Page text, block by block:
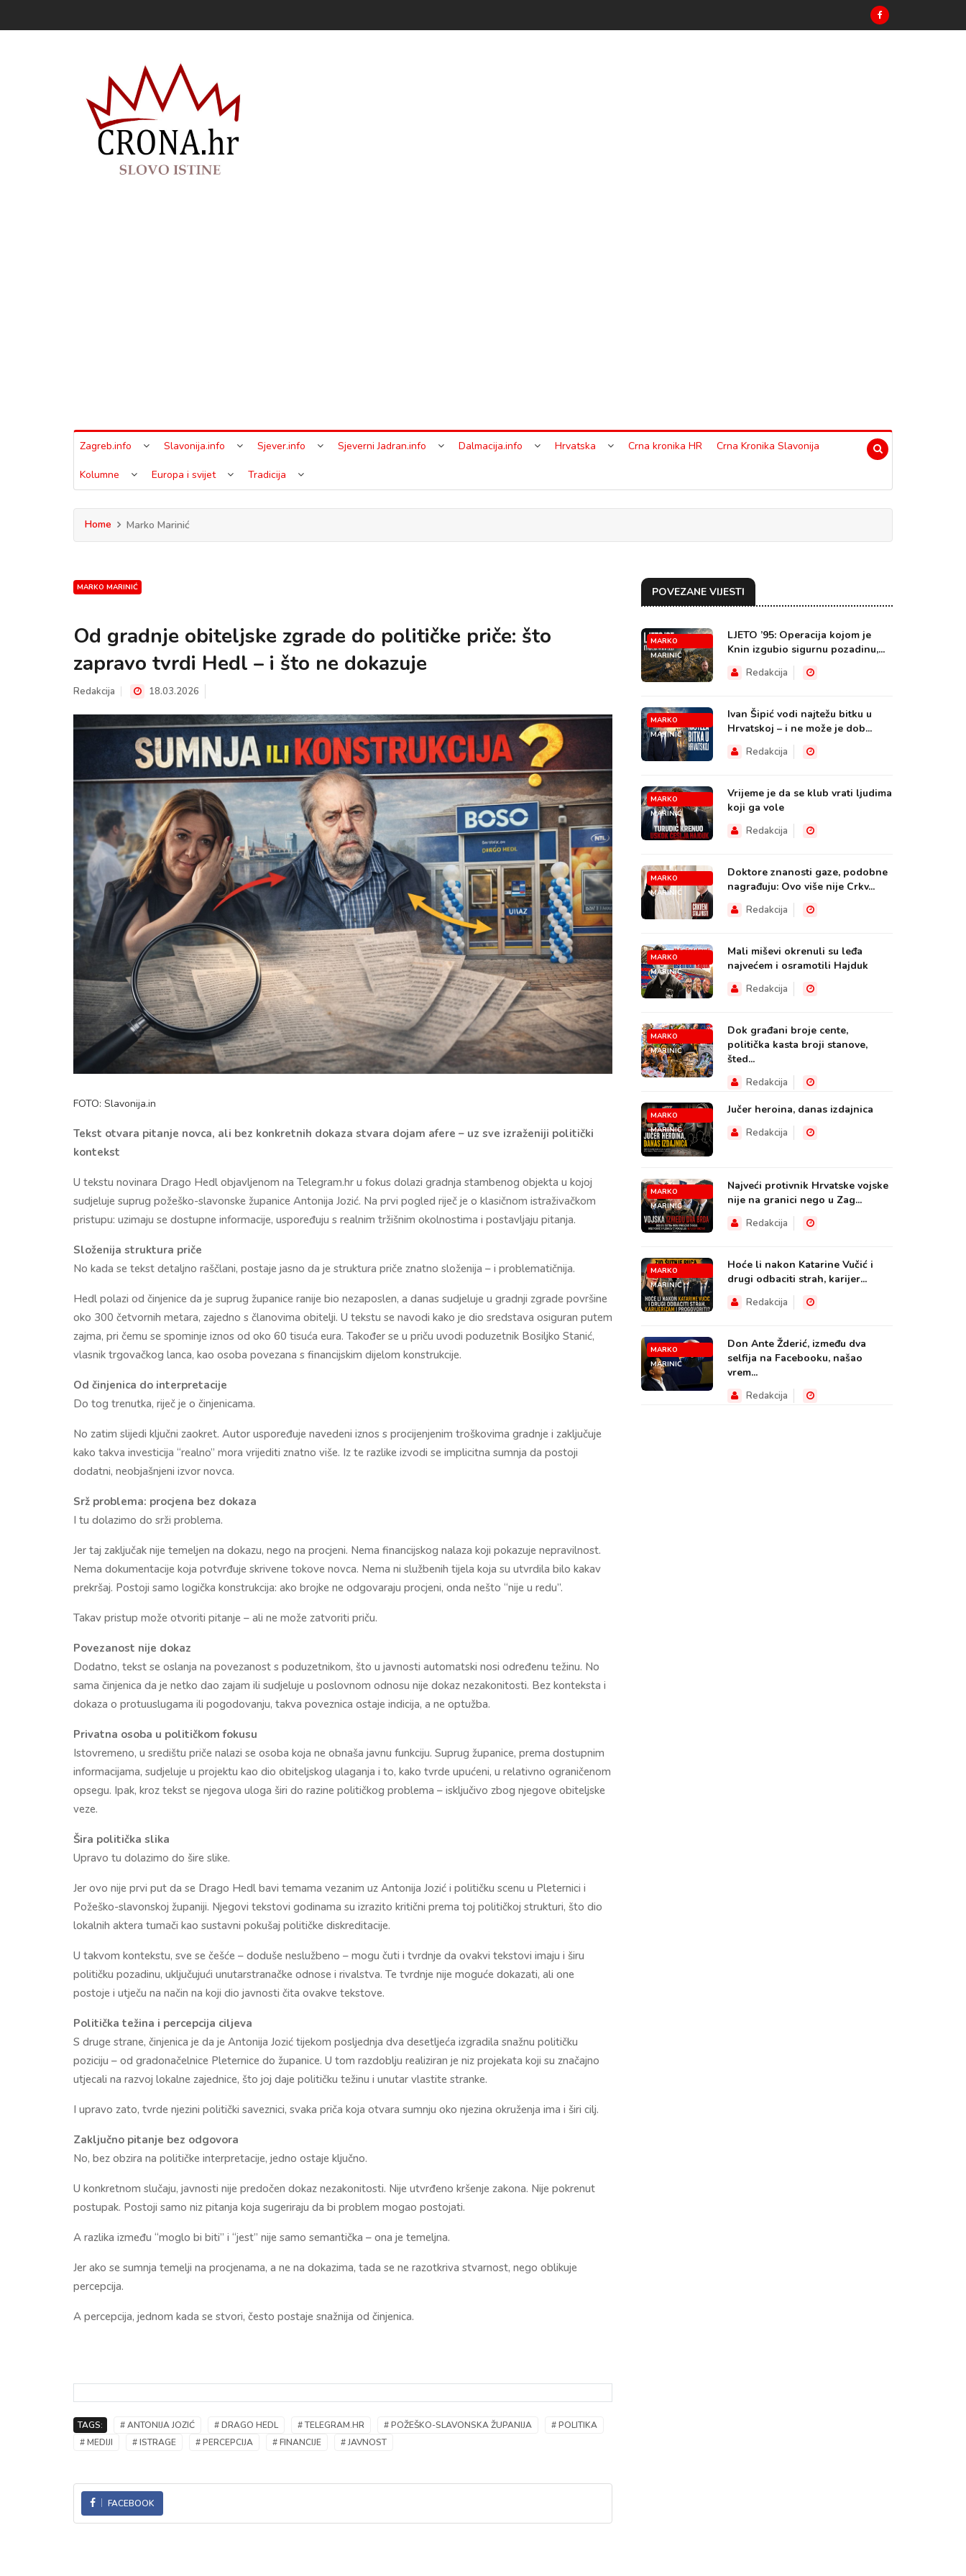
Zagreb.info Slavonija.info Sjever.info Sjeverni Jadran.info Dalmacija.info Hrvatska Crna kronika HR Crna Kronika Slavonija
Kolumne Europa i svijet Tradicija
Home Marko Marinić
MARKO MARINIĆ
Od gradnje obiteljske zgrade do političke priče: što
zapravo tvrdi Hedl – i što ne dokazuje
Redakcija 18.03.2026
FOTO: Slavonija.in
Tekst otvara pitanje novca, ali bez konkretnih dokaza stvara dojam afere – uz sve izraženiji politički
kontekst
U tekstu novinara Drago Hedl objavljenom na Telegram.hr u fokus dolazi gradnja stambenog objekta u kojoj
sudjeluje suprug požeško-slavonske županice Antonija Jozić. Na prvi pogled riječ je o klasičnom istraživačkom
pristupu: uzimaju se dostupne informacije, uspoređuju s realnim tržišnim okolnostima i postavljaju pitanja.
Složenija struktura priče
No kada se tekst detaljno raščlani, postaje jasno da je struktura priče znatno složenija – i problematičnija.
Hedl polazi od činjenice da je suprug županice ranije bio nezaposlen, a danas sudjeluje u gradnji zgrade površine
oko 300 četvornih metara, zajedno s članovima obitelji. U tekstu se navodi kako je dio sredstava osiguran putem
zajma, pri čemu se spominje iznos od oko 60 tisuća eura. Također se u priču uvodi poduzetnik Bosiljko Stanić,
vlasnik trgovačkog lanca, kao osoba povezana s financijskim dijelom konstrukcije.
Od činjenica do interpretacije
Do tog trenutka, riječ je o činjenicama.
No zatim slijedi ključni zaokret. Autor uspoređuje navedeni iznos s procijenjenim troškovima gradnje i zaključuje
kako takva investicija “realno” mora vrijediti znatno više. Iz te razlike izvodi se implicitna sumnja da postoji
dodatni, neobjašnjeni izvor novca.
Srž problema: procjena bez dokaza
I tu dolazimo do srži problema.
Jer taj zaključak nije temeljen na dokazu, nego na procjeni. Nema financijskog nalaza koji pokazuje nepravilnost.
Nema dokumentacije koja potvrđuje skrivene tokove novca. Nema ni službenih tijela koja su utvrdila bilo kakav
prekršaj. Postoji samo logička konstrukcija: ako brojke ne odgovaraju procjeni, onda nešto “nije u redu”.
Takav pristup može otvoriti pitanje – ali ne može zatvoriti priču.
Povezanost nije dokaz
Dodatno, tekst se oslanja na povezanost s poduzetnikom, što u javnosti automatski nosi određenu težinu. No
sama činjenica da je netko dao zajam ili sudjeluje u poslovnom odnosu nije dokaz nezakonitosti. Bez konteksta i
dokaza o protuuslugama ili pogodovanju, takva poveznica ostaje indicija, a ne optužba.
Privatna osoba u političkom fokusu
Istovremeno, u središtu priče nalazi se osoba koja ne obnaša javnu funkciju. Suprug županice, prema dostupnim
informacijama, sudjeluje u projektu kao dio obiteljskog ulaganja i to, kako tvrde upućeni, u relativno ograničenom
opsegu. Ipak, kroz tekst se njegova uloga širi do razine političkog problema – isključivo zbog njegove obiteljske
veze.
Šira politička slika
Upravo tu dolazimo do šire slike.
Jer ovo nije prvi put da se Drago Hedl bavi temama vezanim uz Antonija Jozić i političku scenu u Pleternici i
Požeško-slavonskoj županiji. Njegovi tekstovi godinama su izrazito kritični prema toj političkoj strukturi, što dio
lokalnih aktera tumači kao sustavni pokušaj političke diskreditacije.
U takvom kontekstu, sve se češće – doduše neslužbeno – mogu čuti i tvrdnje da ovakvi tekstovi imaju i širu
političku pozadinu, uključujući unutarstranačke odnose i rivalstva. Te tvrdnje nije moguće dokazati, ali one
postoje i utječu na način na koji dio javnosti čita ovakve tekstove.
Politička težina i percepcija ciljeva
S druge strane, činjenica je da je Antonija Jozić tijekom posljednja dva desetljeća izgradila snažnu političku
poziciju – od gradonačelnice Pleternice do županice. U tom razdoblju realiziran je niz projekata koji su značajno
utjecali na razvoj lokalne zajednice, što joj daje političku težinu i unutar vlastite stranke.
I upravo zato, tvrde njezini politički saveznici, svaka priča koja otvara sumnju oko njezina okruženja ima i širi cilj.
Zaključno pitanje bez odgovora
No, bez obzira na političke interpretacije, jedno ostaje ključno.
U konkretnom slučaju, javnosti nije predočen dokaz nezakonitosti. Nije utvrđeno kršenje zakona. Nije pokrenut
postupak. Postoji samo niz pitanja koja sugeriraju da bi problem mogao postojati.
A razlika između “moglo bi biti” i “jest” nije samo semantička – ona je temeljna.
Jer ako se sumnja temelji na procjenama, a ne na dokazima, tada se ne razotkriva stvarnost, nego oblikuje
percepcija.
A percepcija, jednom kada se stvori, često postaje snažnija od činjenica.
TAGS: # ANTONIJA JOZIĆ # DRAGO HEDL # TELEGRAM.HR # POŽEŠKO-SLAVONSKA ŽUPANIJA
# POLITIKA
# MEDIJI
# ISTRAGE # PERCEPCIJA # FINANCIJE # JAVNOST
FACEBOOK
POVEZANE VIJESTI
MARKO
MARINIĆ
LJETO ’95: Operacija kojom je
Knin izgubio sigurnu pozadinu,...
Redakcija
MARKO
MARINIĆ
Ivan Šipić vodi najtežu bitku u
Hrvatskoj – i ne može je dob...
Redakcija
MARKO
MARINIĆ
Vrijeme je da se klub vrati ljudima
koji ga vole
Redakcija
MARKO
MARINIĆ
Doktore znanosti gaze, podobne
nagrađuju: Ovo više nije Crkv...
Redakcija
MARKO
MARINIĆ
Mali miševi okrenuli su leđa
najvećem i osramotili Hajduk
Redakcija
MARKO
MARINIĆ
Dok građani broje cente,
politička kasta broji stanove,
šted...
Redakcija
MARKO
MARINIĆ
Jučer heroina, danas izdajnica
Redakcija
MARKO
MARINIĆ
Najveći protivnik Hrvatske vojske
nije na granici nego u Zag...
Redakcija
MARKO
MARINIĆ
Hoće li nakon Katarine Vučić i
drugi odbaciti strah, karijer...
Redakcija
MARKO
MARINIĆ
Don Ante Žderić, između dva
selfija na Facebooku, našao
vrem...
Redakcija